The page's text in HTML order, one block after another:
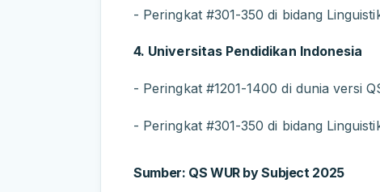
- Peringkat #301-350 di bidang
4. Universitas Pendidikan Indonesia
- Peringkat #1201-1400 di dunia versi
- Peringkat #301-350 di bidang
Sumber: QS WUR by Subject 2025